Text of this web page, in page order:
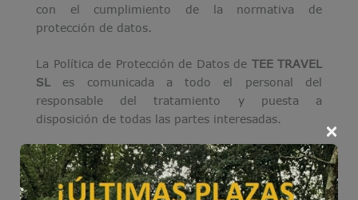
con el cumplimiento de la normativa de
protección de datos.
La Política de Protección de Datos de TEE TRAVEL
SLes comunicada a todo el personal del
responsable del tratamiento y puesta a
disposición de todas las partes interesadas.
En su consecuencia, la presente Política de
Protección de Datos involucra a todo el personal
del responsable del tratamiento, que debe
×